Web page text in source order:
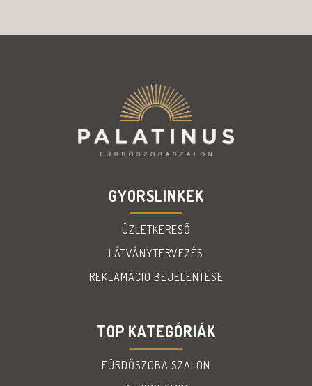
GYORSLINKEK
ÜZLETKERESŐ
LÁTVÁNYTERVEZÉS
REKLAMÁCIÓ BEJELENTÉSE
TOP KATEGÓRIÁK
FÜRDŐSZOBA SZALON